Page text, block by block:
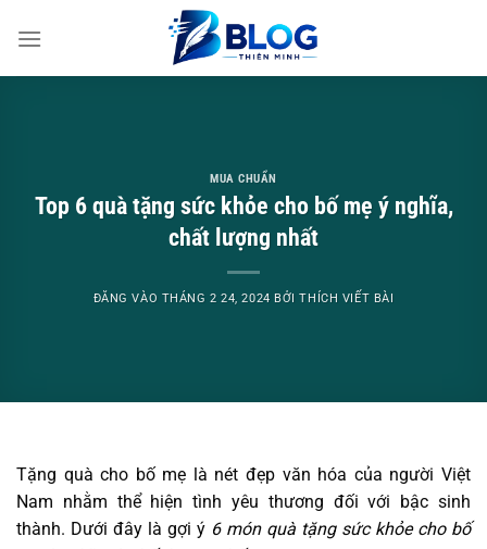
qua
MUA CHUẨN
Top 6 quà tặng sức khỏe cho bố mẹ ý nghĩa,
chất lượng nhất
ĐĂNG VÀO THÁNG 2 24, 2024 BỞITHÍCH VIẾT BÀI
Tặng quà cho bố mẹ là nét đẹp văn hóa của người Việt
Nam nhằm thể hiện tình yêu thương đối với bậc sinh
thành. Dưới đây là gợi ý 6 món quà tặng sức khỏe cho bố